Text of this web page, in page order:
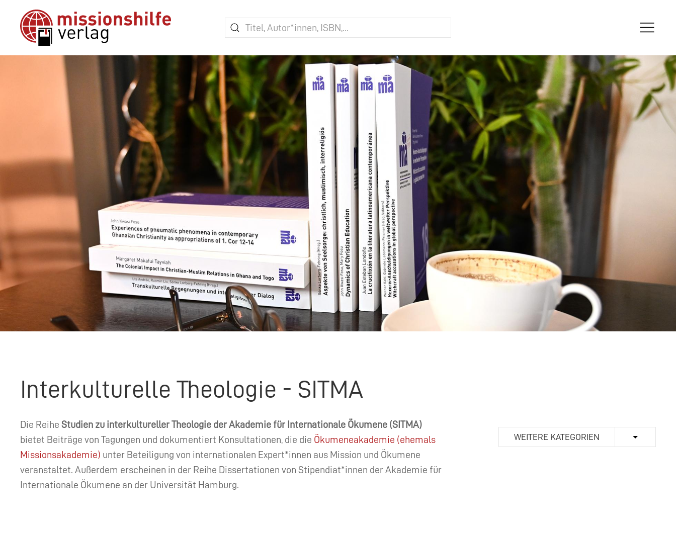
Interkulturelle Theologie - SITMA
Die Reihe Studien zu interkultureller Theologie der Akademie für Internationale Ökumene (SITMA)
bietet Beiträge von Tagungen und dokumentiert Konsultationen, die die Ökumeneakademie (ehemals
Missionsakademie) unter Beteiligung von internationalen Expert*innen aus Mission und Ökumene
veranstaltet. Außerdem erscheinen in der Reihe Dissertationen von Stipendiat*innen der Akademie für
Internationale Ökumene an der Universität Hamburg.
WEITERE KATEGORIEN